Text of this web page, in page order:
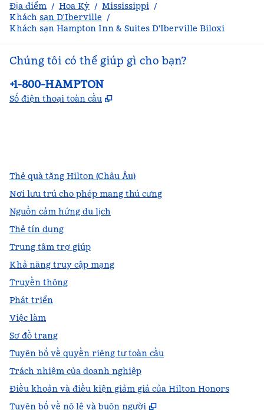
Địa điểm / Hoa Kỳ / Mississippi /
Khách sạn D'Iberville /
Khách sạn Hampton Inn & Suites D'Iberville Biloxi
Chúng tôi có thể giúp gì cho bạn?
Điện thoại:
+1-800-HAMPTON
Số điện thoại toàn cầu ,
Thẻ quà tặng Hilton (Châu Âu)
Nơi lưu trú cho phép mang thú cưng
Nguồn cảm hứng du lịch
Thẻ tín dụng
Trung tâm trợ giúp
Khả năng truy cập mạng
Truyền thông
Phát triển
Việc làm
Sơ đồ trang
Tuyên bố về quyền riêng tư toàn cầu
Trách nhiệm của doanh nghiệp
Điều khoản và điều kiện giảm giá của Hilton Honors
Tuyên bố về nô lệ và buôn người
,